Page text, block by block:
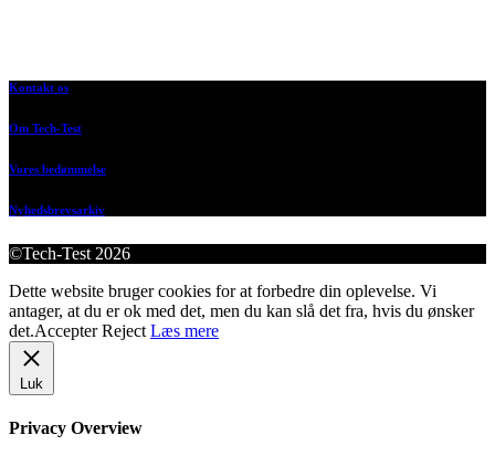
Kontakt os
Om Tech-Test
Vores bedømmelse
Nyhedsbrevsarkiv
©Tech-Test 2026
Dette website bruger cookies for at forbedre din oplevelse. Vi
antager, at du er ok med det, men du kan slå det fra, hvis du ønsker
det.Accepter Reject Læs mere
Luk
Privacy Overview